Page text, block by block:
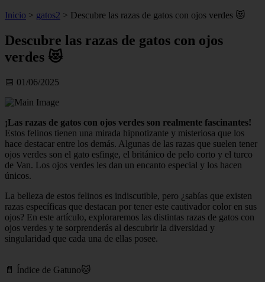
Inicio > gatos2 > Descubre las razas de gatos con ojos verdes 😻
Descubre las razas de gatos con ojos
verdes 😻
📅 01/06/2025
¡Las razas de gatos con ojos verdes son realmente fascinantes!
Estos felinos tienen una mirada hipnotizante y misteriosa que los
hace destacar entre los demás. Algunas de las razas que suelen tener
ojos verdes son el gato esfinge, el británico de pelo corto y el turco
de Van. Los ojos verdes les dan un encanto especial y los hacen
únicos.
La belleza de estos felinos es indiscutible, pero ¿sabías que existen
razas específicas que destacan por tener este cautivador color en sus
ojos? En este artículo, exploraremos las distintas razas de gatos con
ojos verdes y te sorprenderás al descubrir la diversidad y
singularidad que cada una de ellas posee.
📄 Índice de Gatuno🐱